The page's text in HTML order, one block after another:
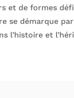
et de formes
démarque par
l’histoire et